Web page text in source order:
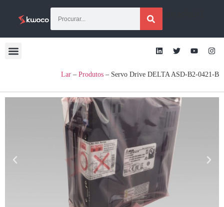
Lar – Produtos – Servo Drive DELTA ASD-B2-0421-B